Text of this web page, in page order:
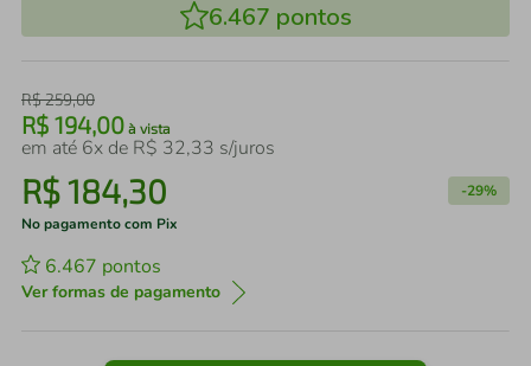
6.467 pontos
R$259,00
R$ 194,00 à vista
em até 6x de R$ 32,33 s/juros
R$184,30 -29%
No pagamento com Pix
6.467 pontos
Ver formas de pagamento